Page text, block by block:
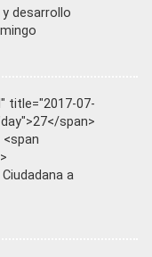
desarrollo
title="2017-07-
span>
a